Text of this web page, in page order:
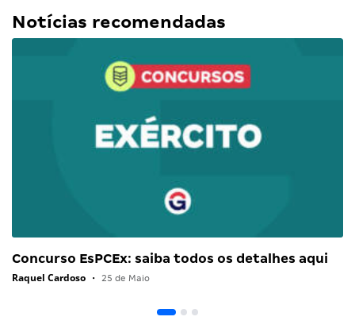
Notícias recomendadas
Concurso EsPCEx: saiba todos os detalhes aqui
Raquel Cardoso • 25 de Maio